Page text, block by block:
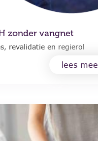
zonder vangnet
revalidatie en regierol
lees